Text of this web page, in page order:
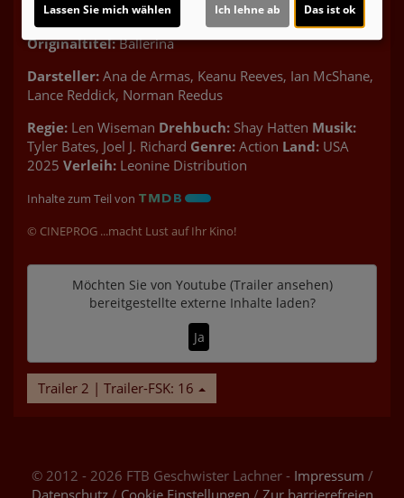
Laufzeit:ca. 125 min.
Originaltitel:Ballerina
Darsteller: Ana de Armas, Keanu Reeves, Ian McShane,
Lance Reddick, Norman Reedus
Regie: Len Wiseman Drehbuch: Shay Hatten Musik:
Tyler Bates, Joel J. Richard Genre: Action Land: USA
2025 Verleih: Leonine Distribution
Inhalte zum Teil von
© CINEPROG ...macht Lust auf Ihr Kino!
Möchten Sie von Youtube (Trailer ansehen)
bereitgestellte externe Inhalte laden?
Ja
Trailer 2 | Trailer-FSK: 16
© 2012 - 2026 FTB Geschwister Lachner - Impressum /
Lassen Sie mich wählen Ich lehne ab Das ist ok